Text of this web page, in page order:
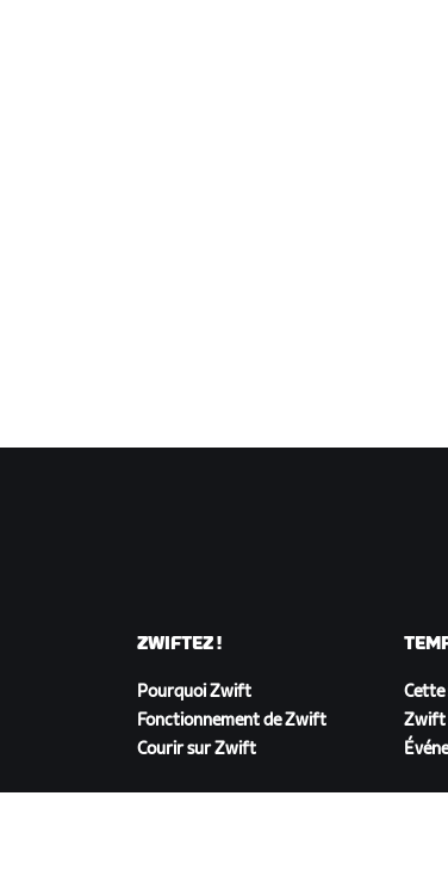
ZWIFTEZ !
Pourquoi Zwift
Fonctionnement de Zwift
Courir sur Zwift
Zwift